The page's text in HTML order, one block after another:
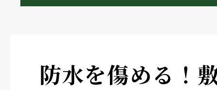
防水を傷める！